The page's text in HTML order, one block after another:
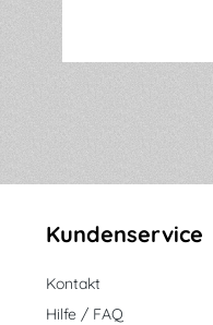
Kundenservice
Kontakt
Hilfe / FAQ